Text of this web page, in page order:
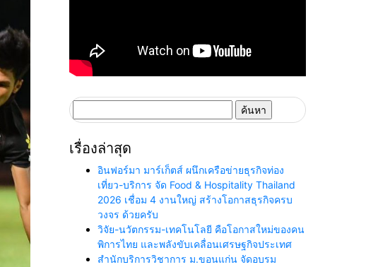
สำหรับ:
เรื่องล่าสุด
อินฟอร์มา มาร์เก็ตส์ ผนึกเครือข่ายธุรกิจท่อง
เที่ยว-บริการ จัด Food & Hospitality Thailand
2026 เชื่อม 4 งานใหญ่ สร้างโอกาสธุรกิจครบ
วงจร ด้วยครับ
วิจัย-นวัตกรรม-เทคโนโลยี คือโอกาสใหม่ของคน
พิการไทย และพลังขับเคลื่อนเศรษฐกิจประเทศ
สำนักบริการวิชาการ ม.ขอนแก่น จัดอบรม